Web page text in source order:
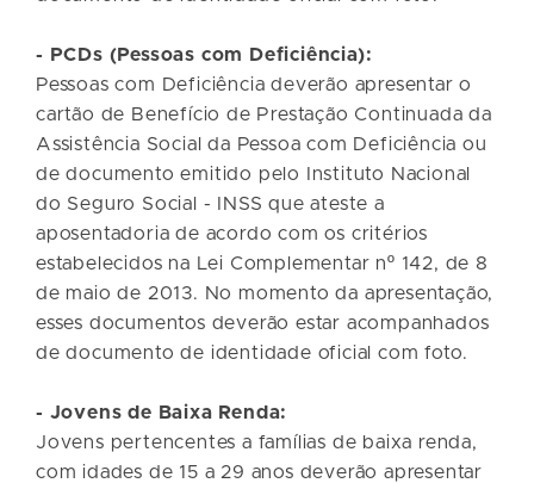
- PCDs (Pessoas com Deficiência):
Pessoas com Deficiência deverão apresentar o
cartão de Benefício de Prestação Continuada da
Assistência Social da Pessoa com Deficiência ou
de documento emitido pelo Instituto Nacional
do Seguro Social - INSS que ateste a
aposentadoria de acordo com os critérios
estabelecidos na Lei Complementar nº 142, de 8
de maio de 2013. No momento da apresentação,
esses documentos deverão estar acompanhados
de documento de identidade oficial com foto.
- Jovens de Baixa Renda:
Jovens pertencentes a famílias de baixa renda,
com idades de 15 a 29 anos deverão apresentar